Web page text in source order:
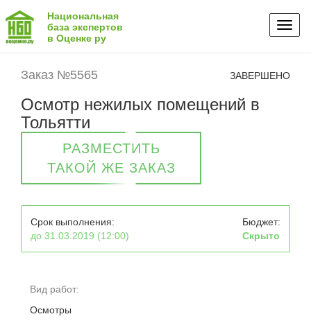
Национальная
база экспертов
в Оценке ру
Заказ №5565 ЗАВЕРШЕНО
Осмотр нежилых помещений в
Тольятти
РАЗМЕСТИТЬ
ТАКОЙ ЖЕ ЗАКАЗ
Срок выполнения:
до 31.03.2019 (12:00)
Бюджет:
Скрыто
Вид работ:
Осмотры